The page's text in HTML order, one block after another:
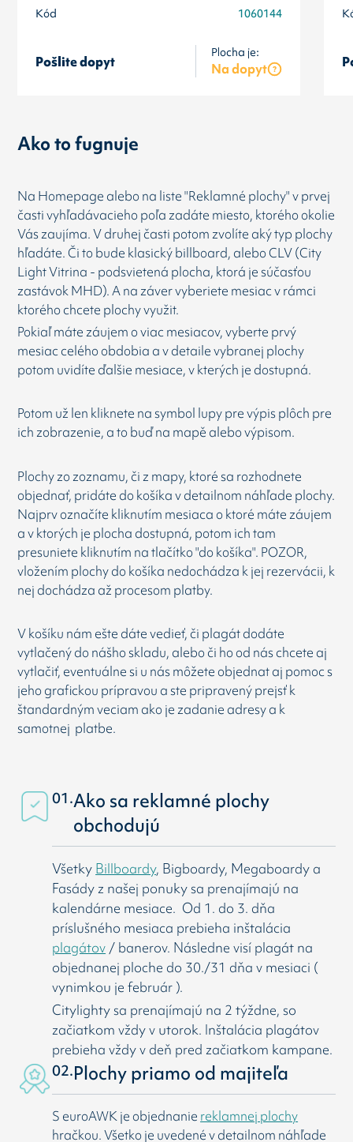
Kód 1060144
Pošlite dopyt
Plocha je:
Na dopyt
Ako to fugnuje
Na Homepage alebo na liste "Reklamné plochy" v prvej
časti vyhľadávacieho poľa zadáte miesto, ktorého okolie
Vás zaujíma. V druhej časti potom zvolíte aký typ plochy
hľadáte. Či to bude klasický billboard, alebo CLV (City
Light Vitrina - podsvietená plocha, ktorá je súčasťou
zastávok MHD). A na záver vyberiete mesiac v rámci
ktorého chcete plochy využit.
Pokiaľ máte záujem o viac mesiacov, vyberte prvý
mesiac celého obdobia a v detaile vybranej plochy
potom uvidíte ďalšie mesiace, v kterých je dostupná.
Potom už len kliknete na symbol lupy pre výpis plôch pre
ich zobrazenie, a to buď na mapě alebo výpisom.
Plochy zo zoznamu, či z mapy, ktoré sa rozhodnete
objednať, pridáte do košíka v detailnom náhľade plochy.
Najprv označíte kliknutím mesiaca o ktoré máte záujem
a v ktorých je plocha dostupná, potom ich tam
presuniete kliknutím na tlačítko "do košíka". POZOR,
vložením plochy do košíka nedochádza k jej rezervácii, k
nej dochádza až procesom platby.
V košíku nám ešte dáte vedieť, či plagát dodáte
vytlačený do nášho skladu, alebo či ho od nás chcete aj
vytlačiť, eventuálne si u nás môžete objednat aj pomoc s
jeho grafickou prípravou a ste pripravený prejsť k
štandardným veciam ako je zadanie adresy a k
samotnej platbe.
01.Ako sa reklamné plochy
obchodujú
Všetky Billboardy, Bigboardy, Megaboardy a
Fasády z našej ponuky sa prenajímajú na
kalendárne mesiace. Od 1. do 3. dňa
príslušného mesiaca prebieha inštalácia
plagátov / banerov. Následne visí plagát na
objednanej ploche do 30./31 dňa v mesiaci (
vynimkou je február ).
Citylighty sa prenajímajú na 2 týždne, so
začiatkom vždy v utorok. Inštalácia plagátov
prebieha vždy v deň pred začiatkom kampane.
02.Plochy priamo od majiteľa
S euroAWK je objednanie reklamnej plochy
hračkou. Všetko je uvedené v detailnom náhľade